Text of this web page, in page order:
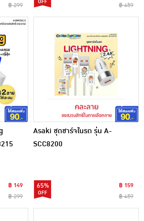
฿ 299
฿ 459
฿ 149
฿ 299
Asaki ชุดชาร์จในรถ รุ่น A-
SCC8200
65%
฿ 159
฿ 459